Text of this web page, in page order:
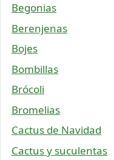
Begonias
Berenjenas
Bojes
Bombillas
Brócoli
Bromelias
Cactus de Navidad
Cactus y suculentas